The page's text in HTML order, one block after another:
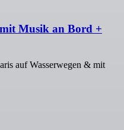
Musik an Bord +
auf Wasserwegen & mit